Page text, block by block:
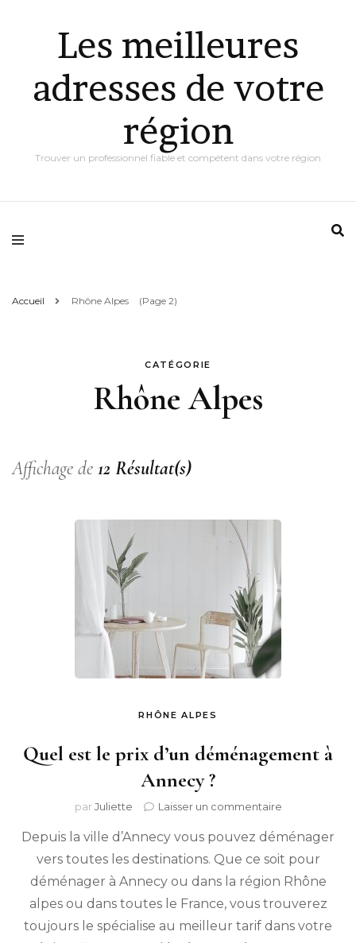
Les meilleures
adresses de votre
région
Trouver un professionnel fiable et compétent dans votre région
Accueil Rhône Alpes (Page 2)
CATÉGORIE
Rhône Alpes
Affichage de 12 Résultat(s)
RHÔNE ALPES
Quel est le prix d’un déménagement à
Annecy ?
parJuliette Laisser un commentairesur
est
le
prix
d’un
Annecy
Depuis la ville d’Annecy vous pouvez déménager
vers toutes les destinations. Que ce soit pour
déménager à Annecy ou dans la région Rhône
alpes ou dans toutes le France, vous trouverez
toujours le spécialise au meilleur tarif dans votre